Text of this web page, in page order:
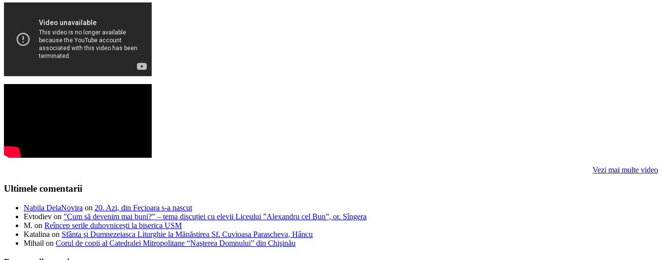
Vezi mai multe video
Ultimele comentarii
Nabila DelaNovira on 20. Azi, din Fecioara s-a nascut
Evtodiev on ”Cum să devenim mai buni?” – tema discuției cu elevii Liceului ”Alexandru cel Bun”, or. Sîngera
M. on Reîncep serile duhovnicești la biserica USM
Katalina on Sfânta şi Dumnezeiasca Liturghie la Mănăstirea Sf. Cuvioasa Parascheva, Hâncu
Mihail on Corul de copii al Catedralei Mitropolitane “Naşterea Domnului” din Chişinău